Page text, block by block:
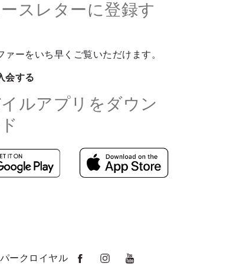
スレターに登録す
ァーをいち早くご覧いただけます。
会する
ルアプリをダウン
パークロイヤル